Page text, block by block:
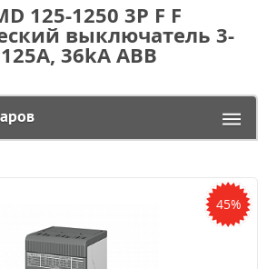
125-1250 3P F F
выключатель 3-
36kA ABB
45%